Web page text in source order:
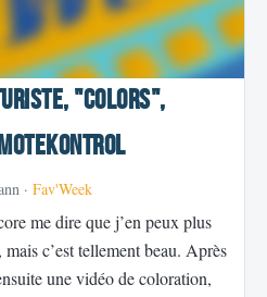
"Colors",
· Fav'Week
me dire que j’en peux plus
c’est tellement beau. Après
une vidéo de coloration,